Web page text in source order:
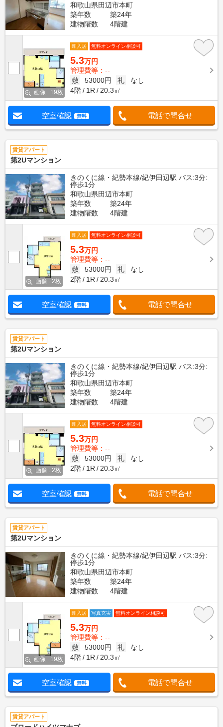
和歌山県田辺市本町
築年数
築24年
建物階数
4階建
画像 : 19枚
即入居 無料オンライン相談可
5.3万円
管理費等：--
敷
53000円 礼
なし
4階
1R 20.3㎡
空室確認 無料 電話で問合せ
賃貸アパート
第2Uマンション
きのくに線・紀勢本線/紀伊田辺駅 バス:3分:
停歩1分
和歌山県田辺市本町
築年数
築24年
建物階数
4階建
画像 : 2枚
即入居 無料オンライン相談可
5.3万円
管理費等：--
敷
53000円 礼
なし
2階
1R 20.3㎡
空室確認 無料 電話で問合せ
賃貸アパート
第2Uマンション
きのくに線・紀勢本線/紀伊田辺駅 バス:3分:
停歩1分
和歌山県田辺市本町
築年数
築24年
建物階数
4階建
画像 : 2枚
即入居 無料オンライン相談可
5.3万円
管理費等：--
敷
53000円 礼
なし
2階
1R 20.3㎡
空室確認 無料 電話で問合せ
賃貸アパート
第2Uマンション
きのくに線・紀勢本線/紀伊田辺駅 バス:3分:
停歩1分
和歌山県田辺市本町
築年数
築24年
建物階数
4階建
画像 : 19枚
即入居 写真充実 無料オンライン相談可
5.3万円
管理費等：--
敷
53000円 礼
なし
4階
1R 20.3㎡
空室確認 無料 電話で問合せ
賃貸アパート